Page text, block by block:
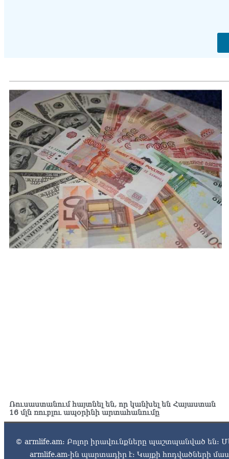
Ռուսաստանում հայտնել են, որ կանխել են Հայաստան
16 մլն ռուբլու ապօրինի արտահանումը
© armlife.am: Բոլոր իրավունքները պաշտպանված են:
armlife.am-ին պարտադիր է: Կայքի հոդվածների